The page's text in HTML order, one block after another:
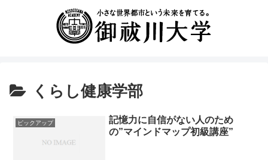
くらし健康学部
ピックアップ
記憶力に自信がない人のため
の”マインドマップ初級講座”